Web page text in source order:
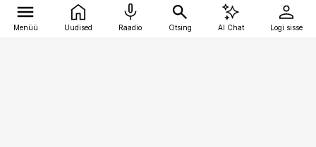
Menüü Uudised Raadio Otsing AI Chat Logi sisse